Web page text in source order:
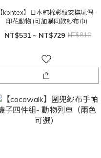
【kontex】日本純棉彩紋安撫玩偶-
印花動物 (可加購同款紗布巾)
NT$531 ~ NT$729 NT$810